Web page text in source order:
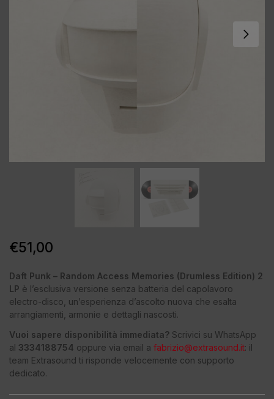
€51,00
Daft Punk – Random Access Memories (Drumless Edition) 2
LP è l’esclusiva versione senza batteria del capolavoro
electro-disco, un’esperienza d’ascolto nuova che esalta
arrangiamenti, armonie e dettagli nascosti.
Vuoi sapere disponibilità immediata? Scrivici su WhatsApp
al 3334188754 oppure via email a fabrizio@extrasound.it: il
team Extrasound ti risponde velocemente con supporto
dedicato.